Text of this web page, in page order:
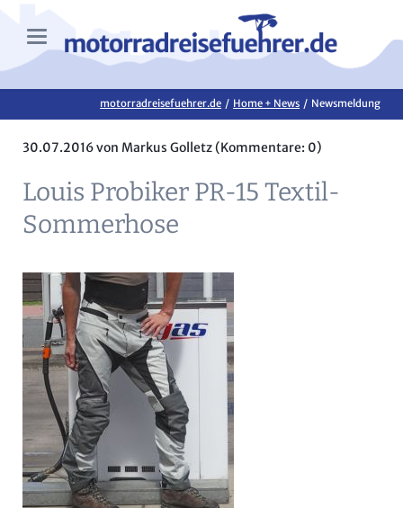
motorradreisefuehrer.de Home + News Newsmeldung
30.07.2016von Markus Golletz (Kommentare: 0)
Louis Probiker PR-15 Textil-
Sommerhose